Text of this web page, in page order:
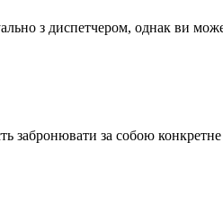
з диспетчером, однак ви
забронювати за собою